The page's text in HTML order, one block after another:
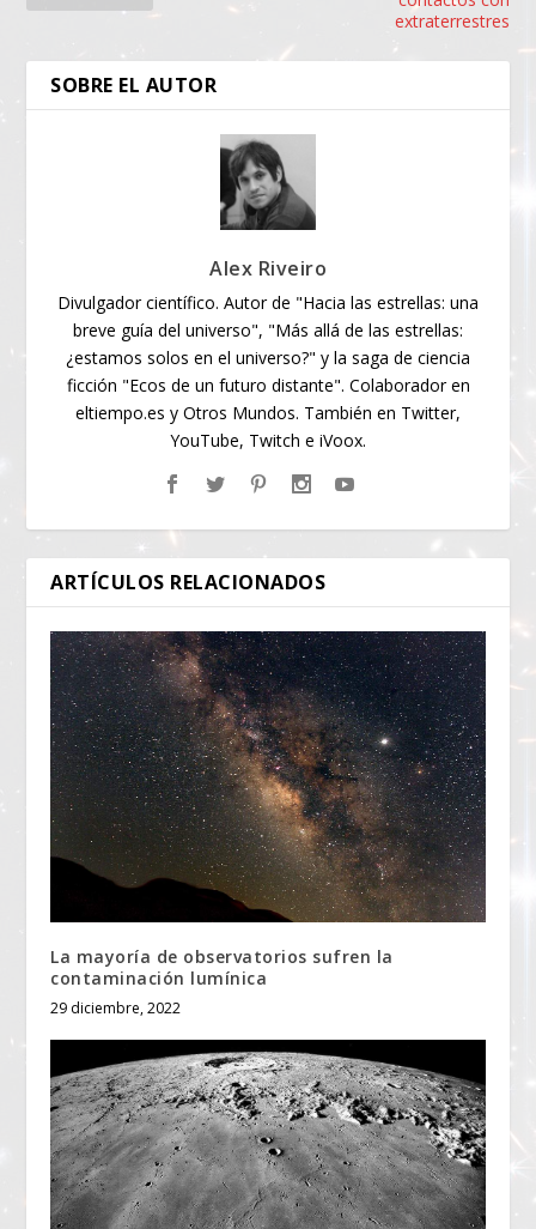
extraterrestres
SOBRE EL AUTOR
Alex Riveiro
Divulgador científico. Autor de "Hacia las estrellas: una
breve guía del universo", "Más allá de las estrellas:
¿estamos solos en el universo?" y la saga de ciencia
ficción "Ecos de un futuro distante". Colaborador en
eltiempo.es y Otros Mundos. También en Twitter,
YouTube, Twitch e iVoox.
ARTÍCULOS RELACIONADOS
La mayoría de observatorios sufren la
contaminación lumínica
29 diciembre, 2022